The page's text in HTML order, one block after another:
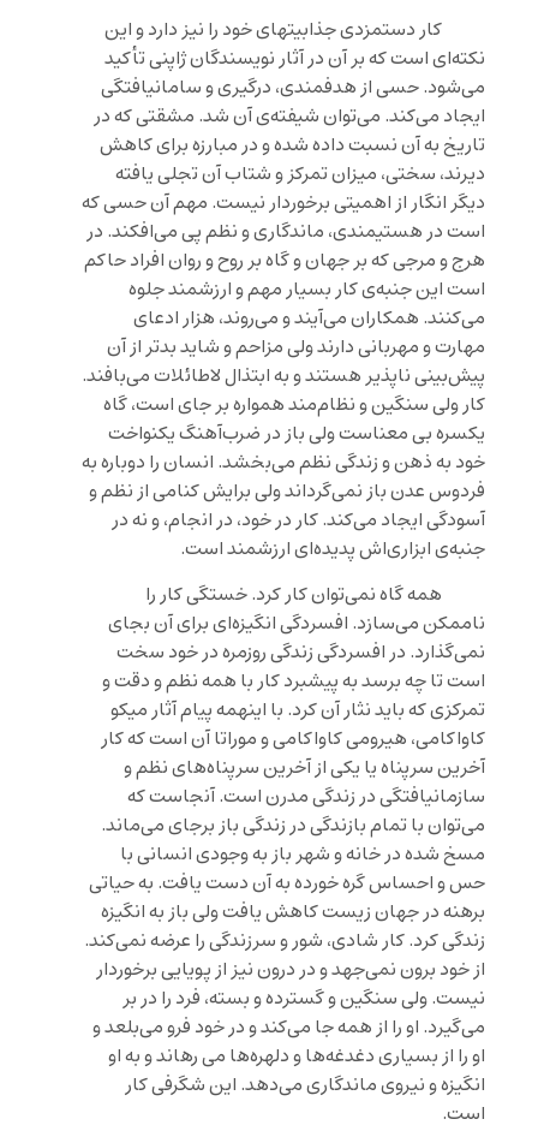
کار دستمزدی جذابیتهای خود را نیز دارد و این
نکته‌ای است که بر آن در آثار نویسندگان ژاپنی تأکید
می‌شود. حسی از هدفمندی، درگیری و سامانیافتگی
ایجاد می‌کند. می‌توان شیفته‌ی آن شد. مشقتی که در
تاریخ به آن نسبت داده شده و در مبارزه برای کاهش
دیرند، سختی، میزان تمرکز و شتاب آن تجلی یافته
دیگر انگار از اهمیتی برخوردار نیست. مهم آن حسی که
است در هستیمندی، ماندگاری و نظم پی می‌افکند. در
هرج و مرجی که بر جهان و گاه بر روح و روان افراد حاکم
است این جنبه‌ی کار بسیار مهم و ارزشمند جلوه
می‌کنند. همکاران می‌آیند و می‌روند، هزار ادعای
مهارت و مهربانی دارند ولی مزاحم و شاید بدتر از آن
پیش‌بینی ناپذیر هستند و به ابتذال لاطائلات می‌بافند.
کار ولی سنگین و نظام‌مند همواره بر جای است، گاه
یکسره بی معناست ولی باز در ضرب‌آهنگ یکنواخت
خود به ذهن و زندگی نظم می‌بخشد. انسان را دوباره به
فردوس عدن باز نمی‌گرداند ولی برایش کنامی از نظم و
آسودگی ایجاد می‌کند. کار در خود، در انجام، و نه در
جنبه‌ی ابزاری‌اش پدیده‌ای ارزشمند است.
همه گاه نمی‌توان کار کرد. خستگی کار را
ناممکن می‌سازد. افسردگی انگیزه‌ای برای آن بجای
نمی‌گذارد. در افسردگی زندگی روزمره در خود سخت
است تا چه برسد به پیشبرد کار با همه نظم و دقت و
تمرکزی که باید نثار آن کرد. با اینهمه پیام آثار میکو
کاواکامی، هیرومی کاواکامی و موراتا آن است که کار
آخرین سرپناه یا یکی از آخرین سرپناه‌های نظم و
سازمانیافتگی در زندگی مدرن است. آنجاست که
می‌توان با تمام بازندگی در زندگی باز برجای می‌ماند.
مسخ شده در خانه و شهر باز به وجودی انسانی با
حس و احساس گره خورده به آن دست یافت. به حیاتی
برهنه در جهان زیست کاهش یافت ولی باز به انگیزه
زندگی کرد. کار شادی، شور و سرزندگی را عرضه نمی‌کند.
از خود برون نمی‌جهد و در درون نیز از پویایی برخوردار
نیست. ولی سنگین و گسترده و بسته، فرد را در بر
می‌گیرد. او را از همه جا می‌کند و در خود فرو می‌بلعد و
او را از بسیاری دغدغه‌ها و دلهره‌ها می رهاند و به او
انگیزه و نیروی ماندگاری می‌دهد. این شگرفی کار
است.